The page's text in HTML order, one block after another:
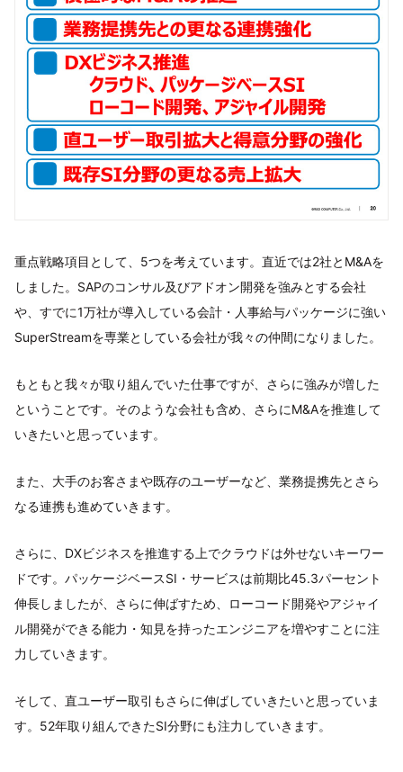
重点戦略項目として、5つを考えています。直近では2社とM&Aを
しました。SAPのコンサル及びアドオン開発を強みとする会社
や、すでに1万社が導入している会計・人事給与パッケージに強い
SuperStreamを専業としている会社が我々の仲間になりました。
もともと我々が取り組んでいた仕事ですが、さらに強みが増した
ということです。そのような会社も含め、さらにM&Aを推進して
いきたいと思っています。
また、大手のお客さまや既存のユーザーなど、業務提携先とさら
なる連携も進めていきます。
さらに、DXビジネスを推進する上でクラウドは外せないキーワー
ドです。パッケージベースSI・サービスは前期比45.3パーセント
伸長しましたが、さらに伸ばすため、ローコード開発やアジャイ
ル開発ができる能力・知見を持ったエンジニアを増やすことに注
力していきます。
そして、直ユーザー取引もさらに伸ばしていきたいと思っていま
す。52年取り組んできたSI分野にも注力していきます。